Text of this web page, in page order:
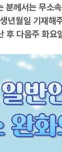
분께서는 무소
년월일 기재해
후 다음주 화